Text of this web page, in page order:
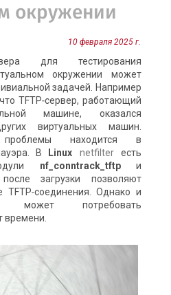
окружении
10 февраля 2025 г.
для тестирования
окружении может
задачей. Например
TFTP‑сервер, работающий
машине, оказался
виртуальных машин.
находится в
В
Linux netfilter есть
nf_conntrack_tftpи
загрузки позволяют
TFTP‑соединения. Однако и
может потребовать
времени.